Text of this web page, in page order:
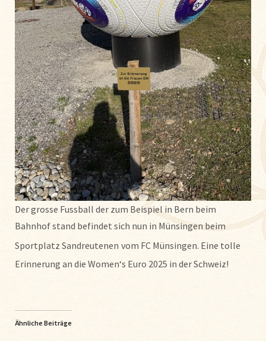
Der grosse Fussball der zum Beispiel in Bern beim
Bahnhof stand befindet sich nun in Münsingen beim
Sportplatz Sandreutenen vom FC Münsingen. Eine tolle
Erinnerung an die Women‘s Euro 2025 in der Schweiz!
Ähnliche Beiträge